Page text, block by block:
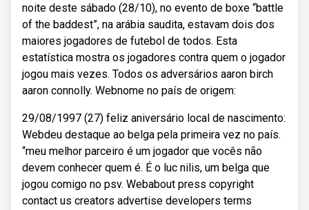
noite deste sábado (28/10), no evento de boxe “battle
of the baddest”, na arábia saudita, estavam dois dos
maiores jogadores de futebol de todos. Esta
estatística mostra os jogadores contra quem o jogador
jogou mais vezes. Todos os adversários aaron birch
aaron connolly. Webnome no país de origem:
29/08/1997 (27) feliz aniversário local de nascimento:
Webdeu destaque ao belga pela primeira vez no país.
“meu melhor parceiro é um jogador que vocês não
devem conhecer quem é. É o luc nilis, um belga que
jogou comigo no psv. Webabout press copyright
contact us creators advertise developers terms